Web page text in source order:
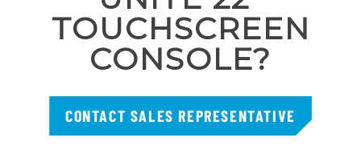
TOUCHSCREEN
CONSOLE?
CONTACT SALES REPRESENTATIVE